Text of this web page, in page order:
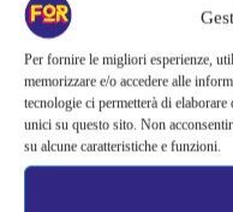
Per fornire le migliori esperienze,
memorizzare e/o accedere alle
tecnologie ci permetterà di
unici su questo sito. Non
su alcune caratteristiche e funzioni.
Alessandra Chiaradia